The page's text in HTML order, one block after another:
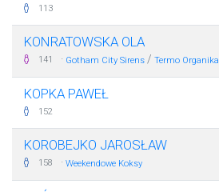
113
KONRATOWSKA OLA
141 · Gotham City Sirens / Termo Organika
KOPKA PAWEŁ
152
KOROBEJKO JAROSŁAW
158 · Weekendowe Koksy